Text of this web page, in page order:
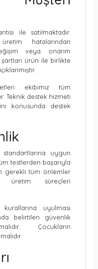
ile satılmaktadır.
hatalarından
veya onarım
ürün ile birlikte
ekibimiz tüm
Teknik destek hizmeti
konusunda destek
uygun
testlerden başarıyla
gerekli tüm önlemler
üretim süreçleri
uyulması
belirtilen güvenlik
Çocukların